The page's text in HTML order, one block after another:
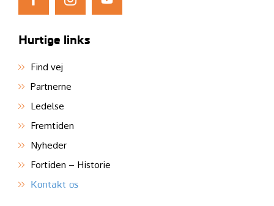
Hurtige links
Find vej
Partnerne
Ledelse
Fremtiden
Nyheder
Fortiden – Historie
Kontakt os